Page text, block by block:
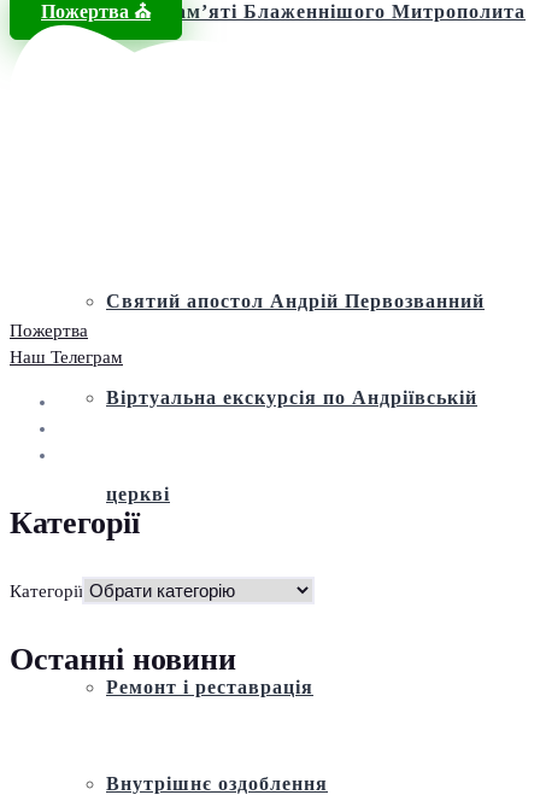
Фонд пам’яті Блаженнішого Митрополита
Святий апостол Андрій Первозванний
Віртуальна екскурсія по Андріївській
церкві
Історія
Ремонт і реставрація
Внутрішнє оздоблення
Пожертва ⛪️
Пожертва
Наш Телеграм
Категорії
Категорії
Останні новини